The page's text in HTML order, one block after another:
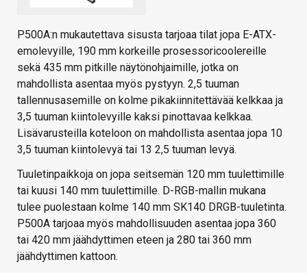
P500A:n mukautettava sisusta tarjoaa tilat jopa E-ATX-
emolevyille, 190 mm korkeille prosessoricoolereille
sekä 435 mm pitkille näytönohjaimille, jotka on
mahdollista asentaa myös pystyyn. 2,5 tuuman
tallennusasemille on kolme pikakiinnitettävää kelkkaa ja
3,5 tuuman kiintolevyille kaksi pinottavaa kelkkaa.
Lisävarusteilla koteloon on mahdollista asentaa jopa 10
3,5 tuuman kiintolevyä tai 13 2,5 tuuman levyä.
Tuuletinpaikkoja on jopa seitsemän 120 mm tuulettimille
tai kuusi 140 mm tuulettimille. D-RGB-mallin mukana
tulee puolestaan kolme 140 mm SK140 DRGB-tuuletinta.
P500A tarjoaa myös mahdollisuuden asentaa jopa 360
tai 420 mm jäähdyttimen eteen ja 280 tai 360 mm
jäähdyttimen kattoon.